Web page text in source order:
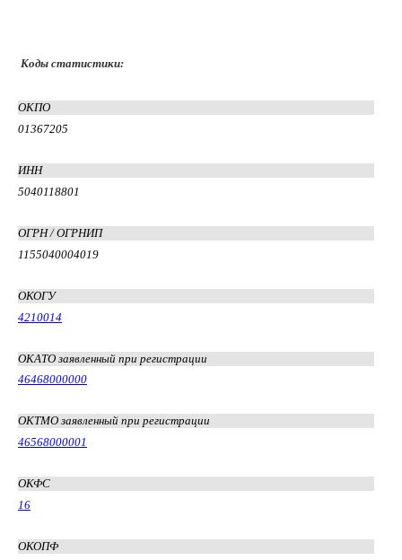
Коды статистики:
ОКПО
01367205
ИНН
5040118801
ОГРН / ОГРНИП
1155040004019
ОКОГУ
4210014
ОКАТО заявленный при регистрации
46468000000
ОКТМО заявленный при регистрации
46568000001
ОКФС
16
ОКОПФ